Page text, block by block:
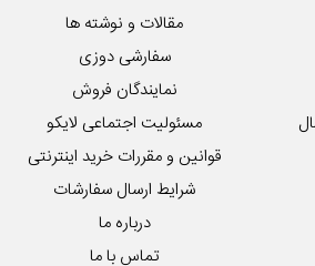
مقالات و نوشته ها
سفارشی دوزی
نمایندگان فروش
مسئولیت اجتماعی لایکو
قوانین و مقررات خرید اینترنتی
شرایط ارسال سفارشات
درباره ما
تماس با ما